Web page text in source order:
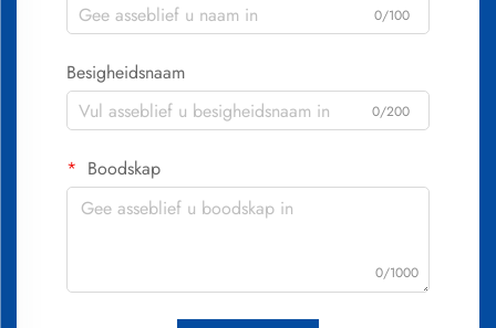
0/100
Besigheidsnaam
0/200
Boodskap
0/1000